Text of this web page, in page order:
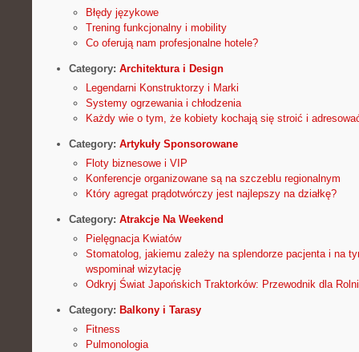
Błędy językowe
Trening funkcjonalny i mobility
Co oferują nam profesjonalne hotele?
Category: Architektura i Design
Legendarni Konstruktorzy i Marki
Systemy ogrzewania i chłodzenia
Każdy wie o tym, że kobiety kochają się stroić i
Category: Artykuły Sponsorowane
Floty biznesowe i VIP
Konferencje organizowane są na szczeblu regionalnym
Który agregat prądotwórczy jest najlepszy na działkę?
Category: Atrakcje Na Weekend
Pielęgnacja Kwiatów
Stomatolog, jakiemu zależy na splendorze pacjenta i na
wspominał wizytację
Odkryj Świat Japońskich Traktorków: Przewodnik dla
Category: Balkony i Tarasy
Fitness
Pulmonologia